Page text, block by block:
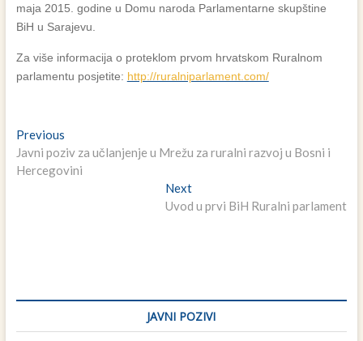
maja 2015. godine u Domu naroda Parlamentarne skupštine
BiH u Sarajevu.
Za više informacija o proteklom prvom hrvatskom Ruralnom
parlamentu posjetite: http://ruralniparlament.com/
Navigacija
članaka
PreviousPrevious
post:
Javni poziv za učlanjenje u Mrežu za ruralni razvoj u Bosni i
Hercegovini
NextNext
post:
Uvod u prvi BiH Ruralni parlament
JAVNI POZIVI